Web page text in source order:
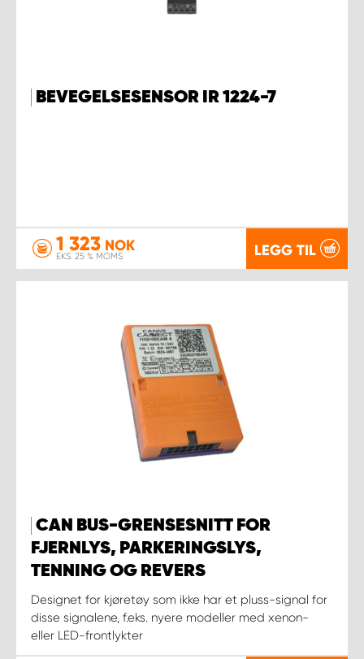
BEVEGELSESENSOR IR 1224-7
1 323 NOK
EKS. 25 % MOMS LEGG TIL
CAN BUS-GRENSESNITT FOR
FJERNLYS, PARKERINGSLYS,
TENNING OG REVERS
Designet for kjøretøy som ikke har et pluss-signal for
disse signalene, f.eks. nyere modeller med xenon-
eller LED-frontlykter